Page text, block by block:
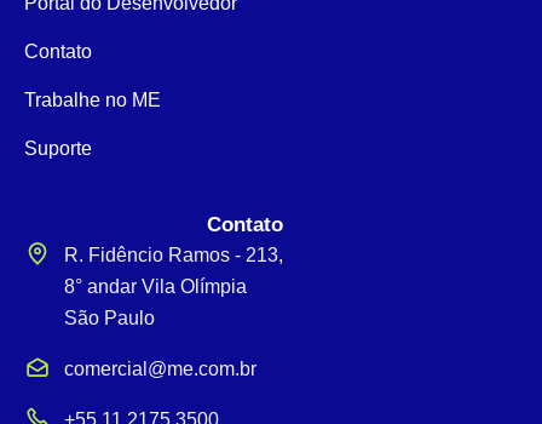
Contato
Trabalhe no ME
Suporte
Contato
R. Fidêncio Ramos - 213,
8° andar Vila Olímpia
São Paulo
comercial@me.com.br
+55 11 2175.3500